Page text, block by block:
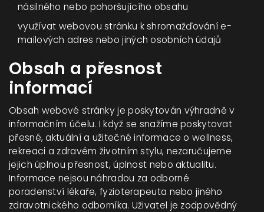
násilného nebo pohoršujícího obsahu
využívat webovou stránku k shromažďování e-
mailových adres nebo jiných osobních údajů
Obsah a přesnost
informací
Obsah webové stránky je poskytován výhradně v
informačním účelu. I když se snažíme poskytovat
přesné, aktuální a užitečné informace o wellness,
rekreaci a zdravém životním stylu, nezaručujeme
jejich úplnou přesnost, úplnost nebo aktualitu.
Informace nejsou náhradou za odborné
poradenství lékaře, fyzioterapeuta nebo jiného
zdravotnického odborníka. Uživatel je zodpovědný